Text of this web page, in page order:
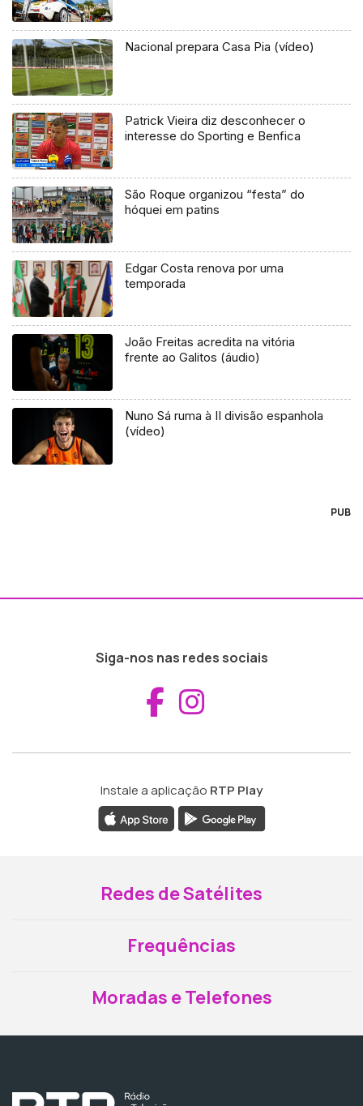
Nacional prepara Casa Pia (vídeo)
Patrick Vieira diz desconhecer o
interesse do Sporting e Benfica
São Roque organizou “festa” do
hóquei em patins
Edgar Costa renova por uma
temporada
João Freitas acredita na vitória
frente ao Galitos (áudio)
Nuno Sá ruma à II divisão espanhola
(vídeo)
PUB
Siga-nos nas redes sociais
Aceder ao
Instale a aplicação RTP Play
Redes de Satélites
Frequências
Moradas e Telefones